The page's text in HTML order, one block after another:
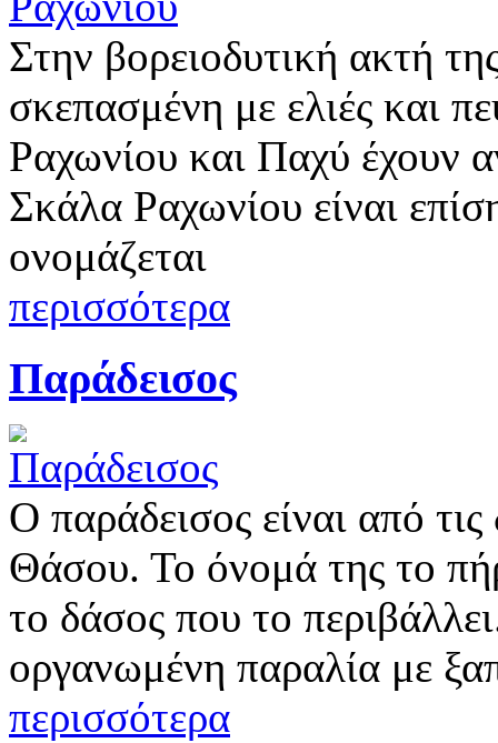
Στην βορειοδυτική ακτή
σκεπασμένη με ελιές και
Ραχωνίου και Παχύ έχουν
Σκάλα Ραχωνίου είναι
ονομάζεται
περισσότερα
Παράδεισος
Ο παράδεισος είναι από
Θάσου. Το όνομά της το
το δάσος που το
οργανωμένη παραλία με
περισσότερα